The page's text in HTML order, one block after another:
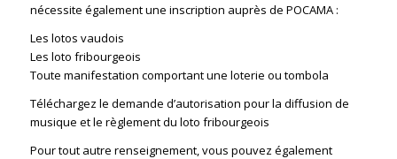
nécessite également une inscription auprès de POCAMA :
Les lotos vaudois
Les loto fribourgeois
Toute manifestation comportant une loterie ou tombola
Téléchargez le demande d’autorisation pour la diffusion de
musique et le règlement du loto fribourgeois
Pour tout autre renseignement, vous pouvez également